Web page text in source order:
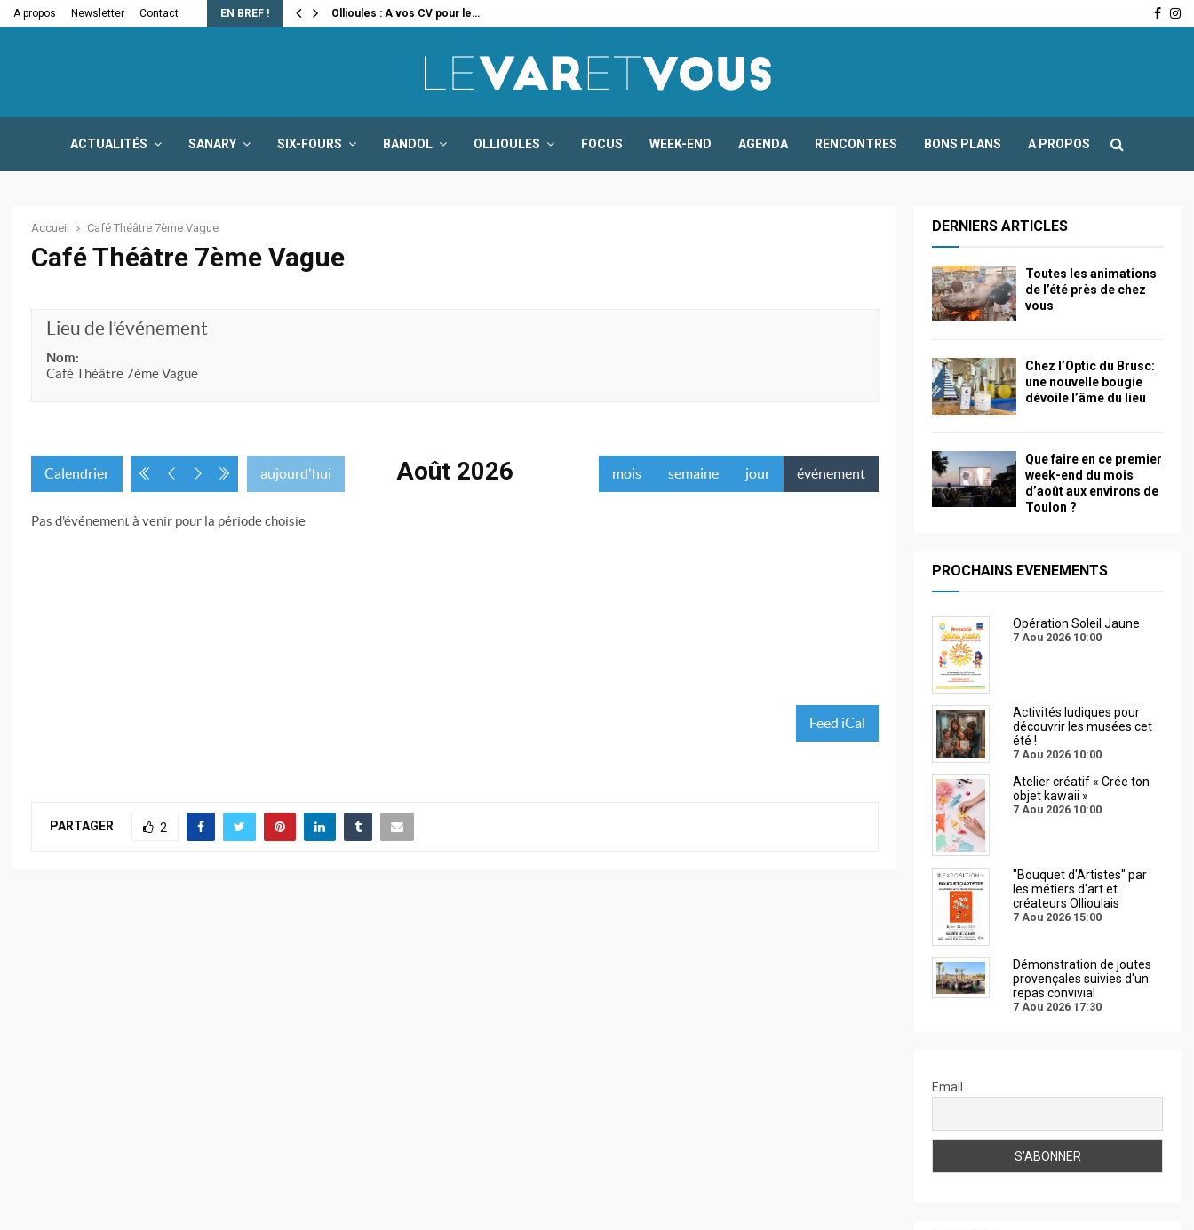
A propos Newsletter Contact EN BREF !
la fermeture… Ollioules : A vos CV pour le…
ACTUALITÉS SANARY SIX-FOURS BANDOL OLLIOULES FOCUS WEEK-END AGENDA RENCONTRES BONS PLANS A PROPOS
Accueil Café Théâtre 7ème Vague
Café Théâtre 7ème Vague
Lieu de l’événement
Nom:
Café Théâtre 7ème Vague
Août 2026
Calendrier aujourd'hui mois semaine jour événement
Pas d'événement à venir pour la période choisie
Feed iCal
PARTAGER 2
DERNIERS ARTICLES
Toutes les animations
de l’été près de chez
vous
Chez l’Optic du Brusc:
une nouvelle bougie
dévoile l’âme du lieu
Que faire en ce premier
week-end du mois
d’août aux environs de
Toulon ?
PROCHAINS EVENEMENTS
Opération Soleil Jaune
7 Aou 2026 10:00
Activités ludiques pour
découvrir les musées cet
été !
7 Aou 2026 10:00
Atelier créatif « Crée ton
objet kawaii »
7 Aou 2026 10:00
"Bouquet d'Artistes" par
les métiers d'art et
créateurs Ollioulais
7 Aou 2026 15:00
Démonstration de joutes
provençales suivies d'un
repas convivial
7 Aou 2026 17:30
Email